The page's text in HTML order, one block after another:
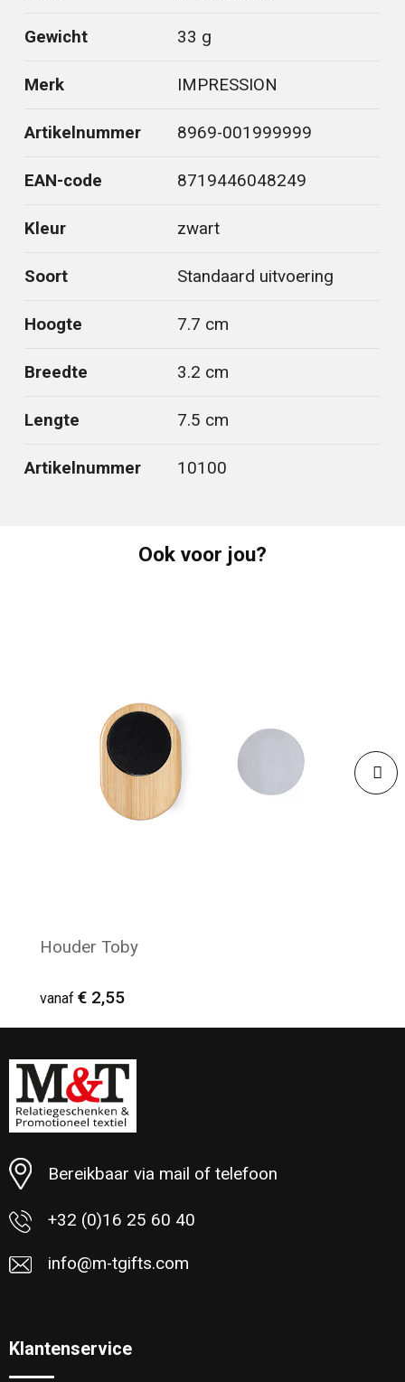
Gewicht 33 g
Merk IMPRESSION
Artikelnummer 8969-001999999
EAN-code 8719446048249
Kleur zwart
Soort Standaard uitvoering
Hoogte 7.7 cm
Breedte 3.2 cm
Lengte 7.5 cm
Artikelnummer 10100
Ook voor jou?
Houder Toby
vanaf € 2,55
Minimale afname: 30
Bereikbaar via mail of telefoon
+32 (0)16 25 60 40
info@m-tgifts.com
Klantenservice